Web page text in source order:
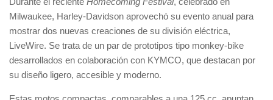
Milwaukee, Harley-Davidson aprovechó su evento anual para
mostrar dos nuevas creaciones de su división eléctrica,
LiveWire. Se trata de un par de prototipos tipo monkey-bike
desarrollados en colaboración con KYMCO, que destacan por
su diseño ligero, accesible y moderno.